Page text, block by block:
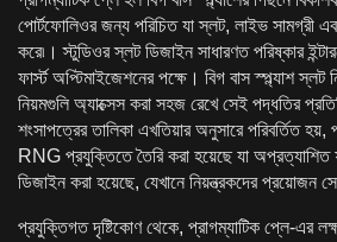
পোর্টফোলিওর জন্য পরিচিত যা স্লট, লাইভ সামগ্রী
করে৷। স্টুডিওর স্লট ডিজাইন সাধারণত পরিষ্কার
ফার্স্ট অপ্টিমাইজেশনের পক্ষে। বিগ বাস স্প্ল্যাশ স্লট
নিয়মগুলি অ্যাক্সেস করা সহজ রেখে সেই পদ্ধতির
শংসাপত্রের তালিকা এখতিয়ার অনুসারে পরিবর্তিত হয়,
RNG প্রযুক্তিতে তৈরি করা হয়েছে যা
ডিজাইন করা হয়েছে, যেখানে নিয়ন্ত্রকদের প্রয়োজন
প্রযুক্তিগত দৃষ্টিকোণ থেকে, প্রাগম্যাটিক প্লে-এর